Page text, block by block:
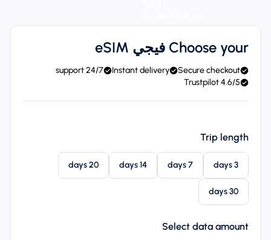
Choose your فيجي eSIM
Secure checkout
Instant delivery
24/7 support
4.6/5 Trustpilot
Trip length
3 days
7 days
14 days
20 days
30 days
Select data amount